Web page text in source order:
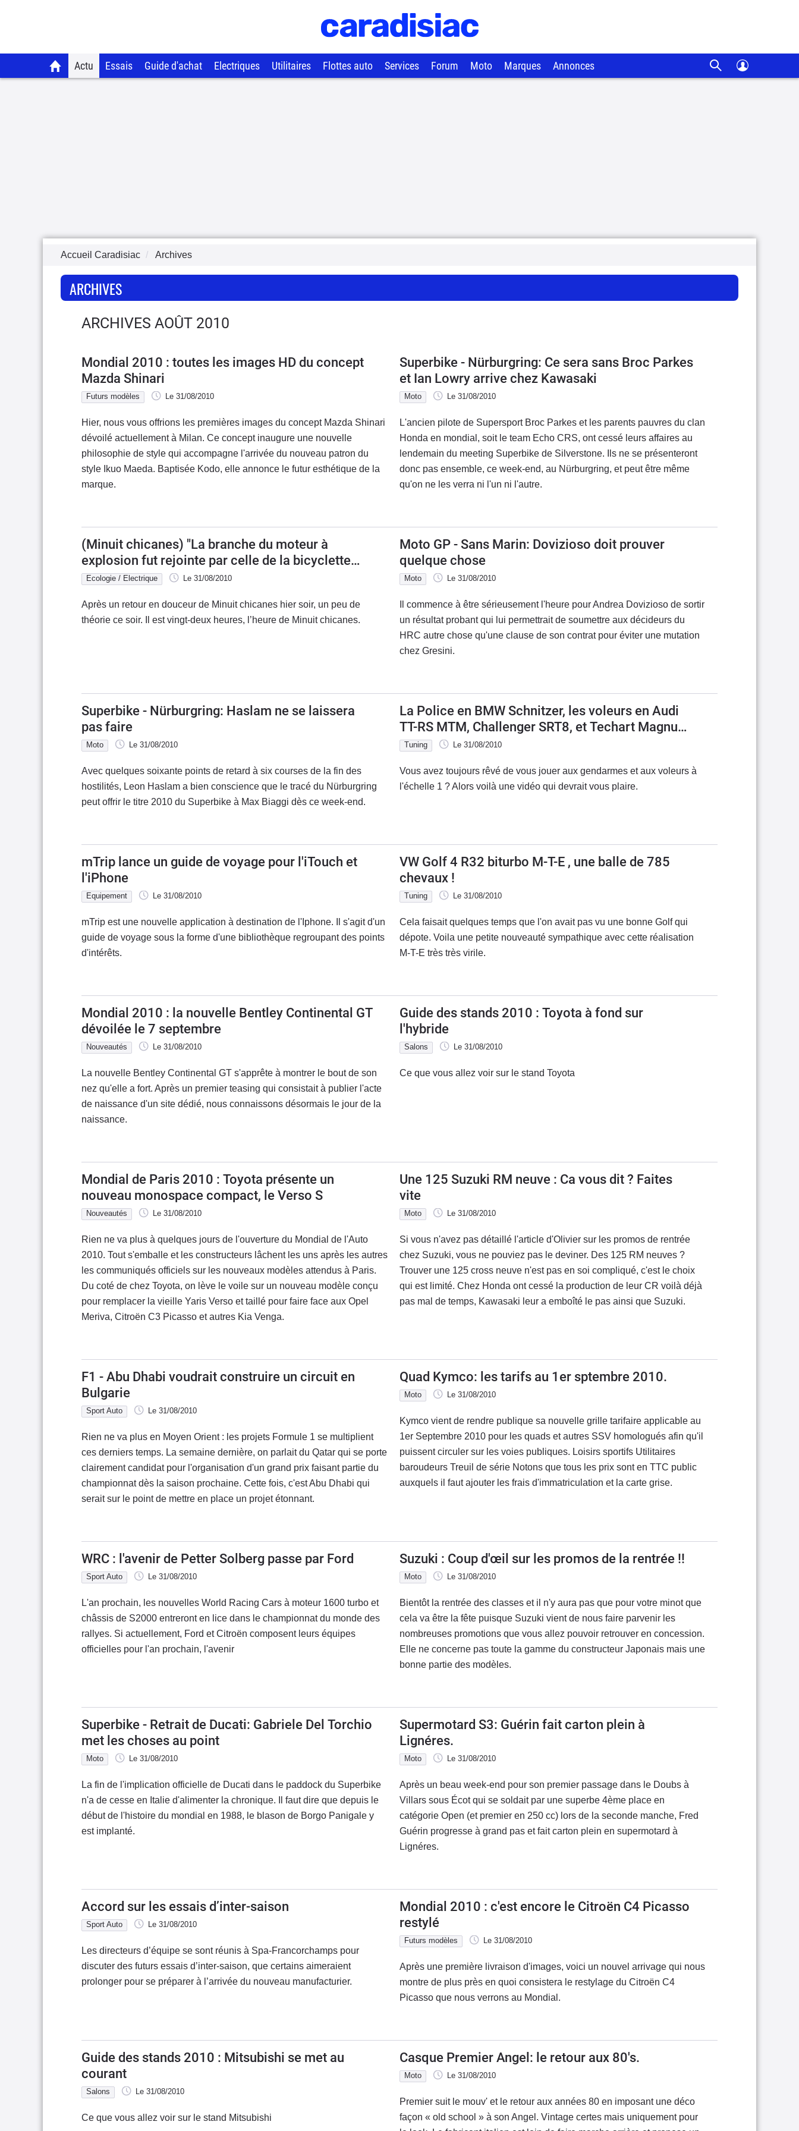
Actu Essais Guide d'achat Electriques Utilitaires Flottes auto Services Forum Moto Marques Annonces
Accueil Caradisiac Archives
ARCHIVES
ARCHIVES AOÛT 2010
Mondial 2010 : toutes les images HD du concept
Mazda Shinari
Futurs modèles Le 31/08/2010
Hier, nous vous offrions les premières images du concept Mazda Shinari
dévoilé actuellement à Milan. Ce concept inaugure une nouvelle
philosophie de style qui accompagne l'arrivée du nouveau patron du
style Ikuo Maeda. Baptisée Kodo, elle annonce le futur esthétique de la
marque.
Superbike - Nürburgring: Ce sera sans Broc Parkes
et Ian Lowry arrive chez Kawasaki
Moto Le 31/08/2010
L'ancien pilote de Supersport Broc Parkes et les parents pauvres du clan
Honda en mondial, soit le team Echo CRS, ont cessé leurs affaires au
lendemain du meeting Superbike de Silverstone. Ils ne se présenteront
donc pas ensemble, ce week-end, au Nürburgring, et peut être même
qu'on ne les verra ni l'un ni l'autre.
(Minuit chicanes) "La branche du moteur à
explosion fut rejointe par celle de la bicyclette
(...)"
Ecologie / Electrique Le 31/08/2010
Après un retour en douceur de Minuit chicanes hier soir, un peu de
théorie ce soir. Il est vingt-deux heures, l’heure de Minuit chicanes.
Moto GP - Sans Marin: Dovizioso doit prouver
quelque chose
Moto Le 31/08/2010
Il commence à être sérieusement l'heure pour Andrea Dovizioso de sortir
un résultat probant qui lui permettrait de soumettre aux décideurs du
HRC autre chose qu'une clause de son contrat pour éviter une mutation
chez Gresini.
Superbike - Nürburgring: Haslam ne se laissera
pas faire
Moto Le 31/08/2010
Avec quelques soixante points de retard à six courses de la fin des
hostilités, Leon Haslam a bien conscience que le tracé du Nürburgring
peut offrir le titre 2010 du Superbike à Max Biaggi dès ce week-end.
La Police en BMW Schnitzer, les voleurs en Audi
TT-RS MTM, Challenger SRT8, et Techart Magnum.
Qui va l'emporter?
Tuning Le 31/08/2010
Vous avez toujours rêvé de vous jouer aux gendarmes et aux voleurs à
l'échelle 1 ? Alors voilà une vidéo qui devrait vous plaire.
mTrip lance un guide de voyage pour l'iTouch et
l'iPhone
Equipement Le 31/08/2010
mTrip est une nouvelle application à destination de l'Iphone. Il s'agit d'un
guide de voyage sous la forme d'une bibliothèque regroupant des points
d'intérêts.
VW Golf 4 R32 biturbo M-T-E , une balle de 785
chevaux !
Tuning Le 31/08/2010
Cela faisait quelques temps que l'on avait pas vu une bonne Golf qui
dépote. Voila une petite nouveauté sympathique avec cette réalisation
M-T-E très très virile.
Mondial 2010 : la nouvelle Bentley Continental GT
dévoilée le 7 septembre
Nouveautés Le 31/08/2010
La nouvelle Bentley Continental GT s'apprête à montrer le bout de son
nez qu'elle a fort. Après un premier teasing qui consistait à publier l'acte
de naissance d'un site dédié, nous connaissons désormais le jour de la
naissance.
Guide des stands 2010 : Toyota à fond sur
l'hybride
Salons Le 31/08/2010
Ce que vous allez voir sur le stand Toyota
Mondial de Paris 2010 : Toyota présente un
nouveau monospace compact, le Verso S
Nouveautés Le 31/08/2010
Rien ne va plus à quelques jours de l'ouverture du Mondial de l'Auto
2010. Tout s'emballe et les constructeurs lâchent les uns après les autres
les communiqués officiels sur les nouveaux modèles attendus à Paris.
Du coté de chez Toyota, on lève le voile sur un nouveau modèle conçu
pour remplacer la vieille Yaris Verso et taillé pour faire face aux Opel
Meriva, Citroën C3 Picasso et autres Kia Venga.
Une 125 Suzuki RM neuve : Ca vous dit ? Faites
vite
Moto Le 31/08/2010
Si vous n'avez pas détaillé l'article d'Olivier sur les promos de rentrée
chez Suzuki, vous ne pouviez pas le deviner. Des 125 RM neuves ?
Trouver une 125 cross neuve n'est pas en soi compliqué, c'est le choix
qui est limité. Chez Honda ont cessé la production de leur CR voilà déjà
pas mal de temps, Kawasaki leur a emboîté le pas ainsi que Suzuki.
F1 - Abu Dhabi voudrait construire un circuit en
Bulgarie
Sport Auto Le 31/08/2010
Rien ne va plus en Moyen Orient : les projets Formule 1 se multiplient
ces derniers temps. La semaine dernière, on parlait du Qatar qui se porte
clairement candidat pour l'organisation d'un grand prix faisant partie du
championnat dès la saison prochaine. Cette fois, c'est Abu Dhabi qui
serait sur le point de mettre en place un projet étonnant.
Quad Kymco: les tarifs au 1er sptembre 2010.
Moto Le 31/08/2010
Kymco vient de rendre publique sa nouvelle grille tarifaire applicable au
1er Septembre 2010 pour les quads et autres SSV homologués afin qu'il
puissent circuler sur les voies publiques. Loisirs sportifs Utilitaires
baroudeurs Treuil de série Notons que tous les prix sont en TTC public
auxquels il faut ajouter les frais d'immatriculation et la carte grise.
WRC : l'avenir de Petter Solberg passe par Ford
Sport Auto Le 31/08/2010
L'an prochain, les nouvelles World Racing Cars à moteur 1600 turbo et
châssis de S2000 entreront en lice dans le championnat du monde des
rallyes. Si actuellement, Ford et Citroën composent leurs équipes
officielles pour l'an prochain, l'avenir
Suzuki : Coup d'œil sur les promos de la rentrée !!
Moto Le 31/08/2010
Bientôt la rentrée des classes et il n'y aura pas que pour votre minot que
cela va être la fête puisque Suzuki vient de nous faire parvenir les
nombreuses promotions que vous allez pouvoir retrouver en concession.
Elle ne concerne pas toute la gamme du constructeur Japonais mais une
bonne partie des modèles.
Superbike - Retrait de Ducati: Gabriele Del Torchio
met les choses au point
Moto Le 31/08/2010
La fin de l'implication officielle de Ducati dans le paddock du Superbike
n'a de cesse en Italie d'alimenter la chronique. Il faut dire que depuis le
début de l'histoire du mondial en 1988, le blason de Borgo Panigale y
est implanté.
Supermotard S3: Guérin fait carton plein à
Lignéres.
Moto Le 31/08/2010
Après un beau week-end pour son premier passage dans le Doubs à
Villars sous Écot qui se soldait par une superbe 4ème place en
catégorie Open (et premier en 250 cc) lors de la seconde manche, Fred
Guérin progresse à grand pas et fait carton plein en supermotard à
Lignéres.
Accord sur les essais d’inter-saison
Sport Auto Le 31/08/2010
Les directeurs d’équipe se sont réunis à Spa-Francorchamps pour
discuter des futurs essais d’inter-saison, que certains aimeraient
prolonger pour se préparer à l’arrivée du nouveau manufacturier.
Mondial 2010 : c'est encore le Citroën C4 Picasso
restylé
Futurs modèles Le 31/08/2010
Après une première livraison d'images, voici un nouvel arrivage qui nous
montre de plus près en quoi consistera le restylage du Citroën C4
Picasso que nous verrons au Mondial.
Guide des stands 2010 : Mitsubishi se met au
courant
Salons Le 31/08/2010
Ce que vous allez voir sur le stand Mitsubishi
Casque Premier Angel: le retour aux 80's.
Moto Le 31/08/2010
Premier suit le mouv' et le retour aux années 80 en imposant une déco
façon « old school » à son Angel. Vintage certes mais uniquement pour